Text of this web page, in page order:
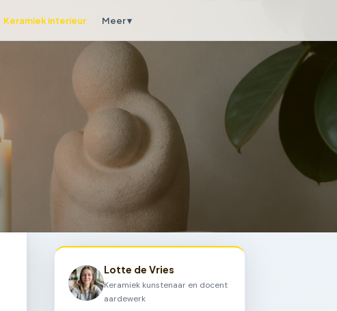
Keramiek interieur Meer ▾
Lotte de Vries
Keramiek kunstenaar en docent
aardewerk